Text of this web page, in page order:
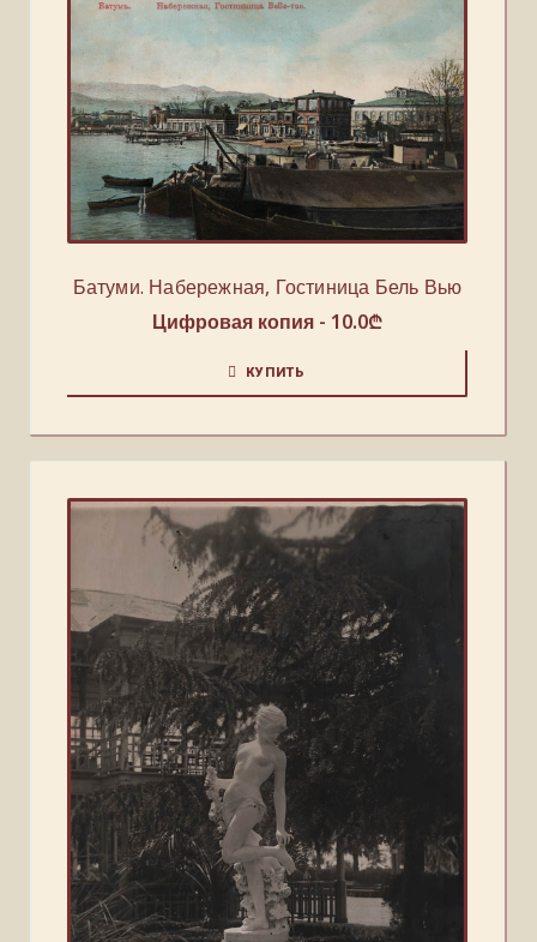
Батуми. Набережная, Гостиница Бель Вью
Цифровая копия - 10.0₾
КУПИТЬ